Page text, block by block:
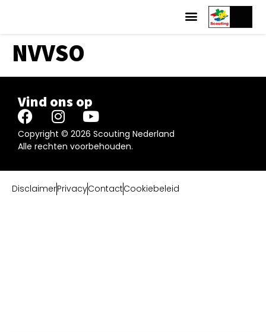
NVVSO
Vind ons op
Copyright © 2026 Scouting Nederland
Alle rechten voorbehouden.
DisclaimerPrivacyContactCookiebeleid